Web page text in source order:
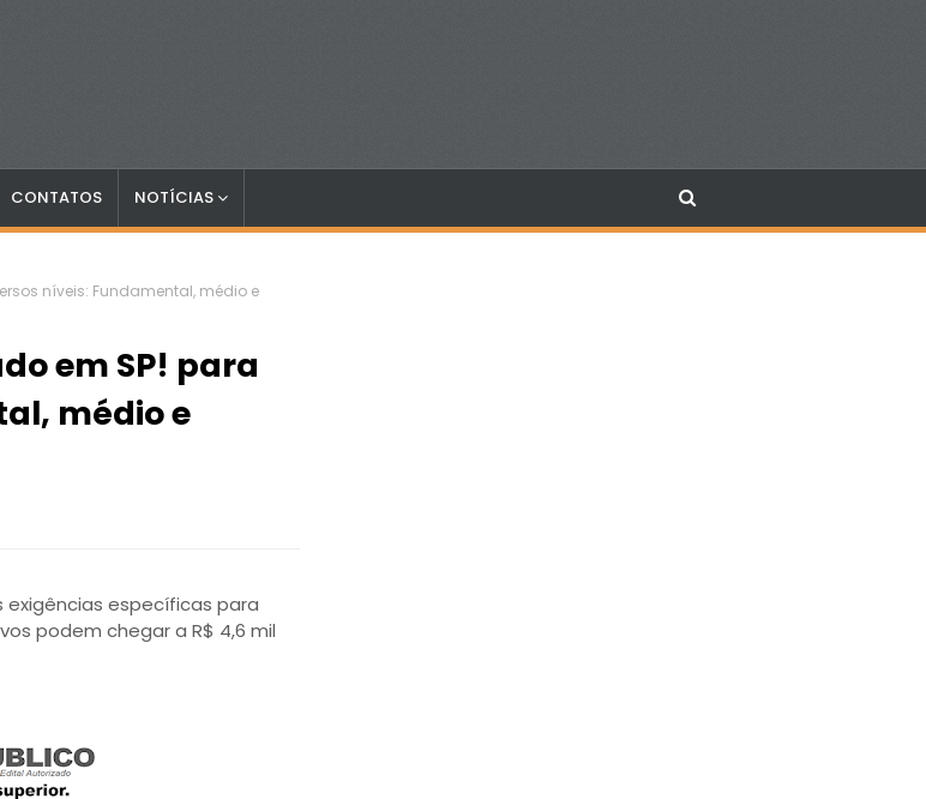
CONTATOS NOTÍCIAS
níveis: Fundamental, médio e
em SP! para
médio e
exigências específicas para
podem chegar a R$ 4,6 mil